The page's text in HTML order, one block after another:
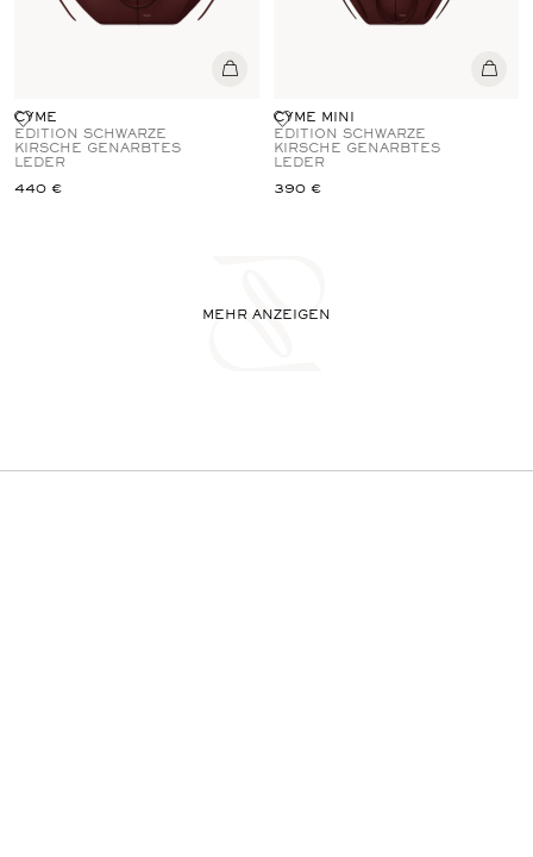
CYME
EDITION SCHWARZE
KIRSCHE GENARBTES
LEDER
440 €
CYME MINI
EDITION SCHWARZE
KIRSCHE GENARBTES
LEDER
390 €
MEHR ANZEIGEN